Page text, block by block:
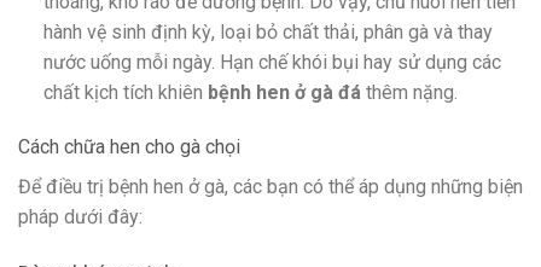
hành vệ sinh định kỳ, loại bỏ chất thải, phân gà và thay
nước uống mỗi ngày. Hạn chế khói bụi hay sử dụng các
chất kịch tích khiên bệnh hen ở gà đá thêm nặng.
Cách chữa hen cho gà chọi
Để điều trị bệnh hen ở gà, các bạn có thể áp dụng những biện
pháp dưới đây: